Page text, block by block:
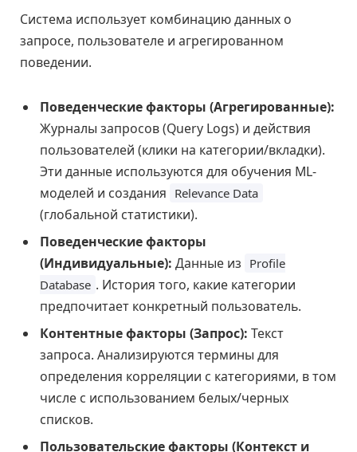
Система использует комбинацию данных о
запросе, пользователе и агрегированном
поведении.
Поведенческие факторы (Агрегированные):
Журналы запросов (Query Logs) и действия
пользователей (клики на категории/вкладки).
Эти данные используются для обучения ML-
моделей и создания Relevance Data
(глобальной статистики).
Поведенческие факторы
(Индивидуальные): Данные из Profile
Database . История того, какие категории
предпочитает конкретный пользователь.
Контентные факторы (Запрос): Текст
запроса. Анализируются термины для
определения корреляции с категориями, в том
числе с использованием белых/черных
списков.
Пользовательские факторы (Контекст и